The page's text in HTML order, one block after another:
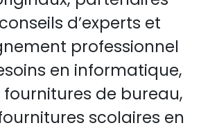
d’experts et
professionnel
en informatique,
fournitures de bureau,
scolaires en